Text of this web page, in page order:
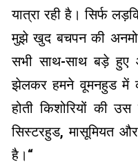
यात्रा रही है। सिर्फ
मुझे खुद बचपन की
सभी साथ-साथ बड़े हुए
झेलकर हमने वूमनहुड में
होती किशोरियों की
सिस्टरहुड, मासूमियत
है।“